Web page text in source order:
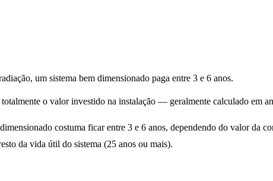
um sistema bem dimensionado paga entre 3 e 6 anos.
o valor investido na instalação — geralmente calculado em
costuma ficar entre 3 e 6 anos, dependendo do valor da
da vida útil do sistema (25 anos ou mais).